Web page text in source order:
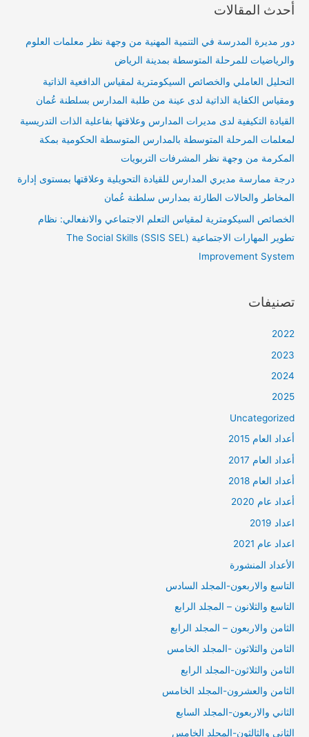
أحدث المقالات
دور مديرة المدرسة في التنمية المهنية من وجهة نظر معلمات العلوم
والرياضيات للمرحلة المتوسطة بمدينة الرياض
التحليل العاملي والخصائص السيكومترية لمقياس الدافعية الذاتية
ومقياس الكفاية الذاتية لدى عينة من طلبة المدارس بسلطنة عُمان
القيادة التكيفية لدى مديرات المدارس وعلاقتها بفاعلية الذات التدريسية
لمعلمات المرحلة المتوسطة بالمدارس المتوسطة الحكومية بمكة
المكرمة من وجهة نظر المشرفات التربويات
درجة ممارسة مديري المدارس للقيادة التحويلية وعلاقتها بمستوى إدارة
المخاطر والحالات الطارئة بمدارس سلطنة عُمان
الخصائص السيكومترية لمقياس التعلم الاجتماعي والانفعالي: نظام
تطوير المهارات الاجتماعية (SSIS SEL) The Social Skills
Improvement System
تصنيفات
2022
2023
2024
2025
Uncategorized
أعداد العام 2015
أعداد العام 2017
أعداد العام 2018
أعداد عام 2020
اعداد 2019
اعداد عام 2021
الأعداد المنشورة
التاسع والاربعون-المجلد السادس
التاسع والثلانون – المجلد الرابع
الثامن والاربعون – المجلد الرابع
الثامن والثلاثون -المجلد الخامس
الثامن والثلاثون-المجلد الرابع
الثامن والعشرون-المجلد الخامس
الثاني والاربعون-المجلد السابع
الثاني والثالثون-المجلد الخامس